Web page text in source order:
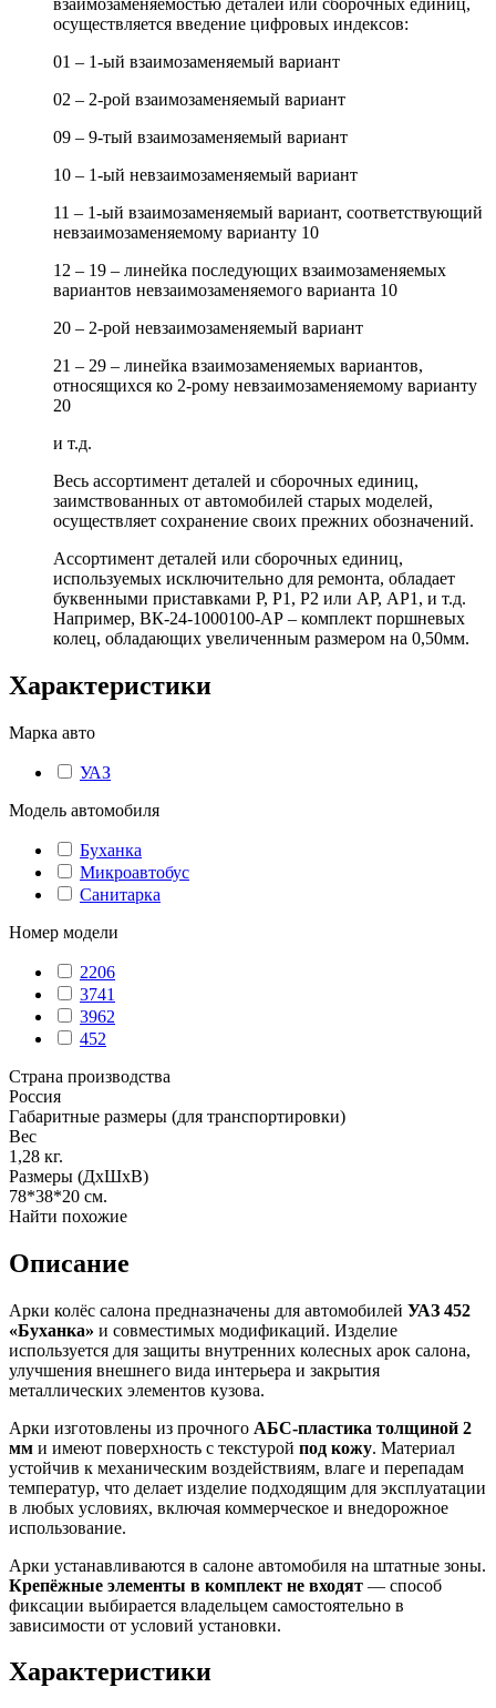
осуществляется введение цифровых индексов:
01 – 1-ый взаимозаменяемый вариант
02 – 2-рой взаимозаменяемый вариант
09 – 9-тый взаимозаменяемый вариант
10 – 1-ый невзаимозаменяемый вариант
11 – 1-ый взаимозаменяемый вариант, соответствующий
невзаимозаменяемому варианту 10
12 – 19 – линейка последующих взаимозаменяемых
вариантов невзаимозаменяемого варианта 10
20 – 2-рой невзаимозаменяемый вариант
21 – 29 – линейка взаимозаменяемых вариантов,
относящихся ко 2-рому невзаимозаменяемому варианту
20
и т.д.
Весь ассортимент деталей и сборочных единиц,
заимствованных от автомобилей старых моделей,
осуществляет сохранение своих прежних обозначений.
Ассортимент деталей или сборочных единиц,
используемых исключительно для ремонта, обладает
буквенными приставками Р, Р1, Р2 или АР, АР1, и т.д.
Например, ВК-24-1000100-АР – комплект поршневых
колец, обладающих увеличенным размером на 0,50мм.
Характеристики
Марка авто
УАЗ
Модель автомобиля
Буханка
Микроавтобус
Санитарка
Номер модели
2206
3741
3962
452
Страна производства
Россия
Габаритные размеры (для транспортировки)
Вес
1,28 кг.
Размеры (ДхШхВ)
78*38*20 см.
Найти похожие
Описание
Арки колёс салона предназначены для автомобилей УАЗ 452
«Буханка» и совместимых модификаций. Изделие
используется для защиты внутренних колесных арок салона,
улучшения внешнего вида интерьера и закрытия
металлических элементов кузова.
Арки изготовлены из прочного АБС-пластика толщиной 2
мм и имеют поверхность с текстурой под кожу. Материал
устойчив к механическим воздействиям, влаге и перепадам
температур, что делает изделие подходящим для эксплуатации
в любых условиях, включая коммерческое и внедорожное
использование.
Арки устанавливаются в салоне автомобиля на штатные зоны.
Крепёжные элементы в комплект не входят — способ
фиксации выбирается владельцем самостоятельно в
зависимости от условий установки.
Характеристики